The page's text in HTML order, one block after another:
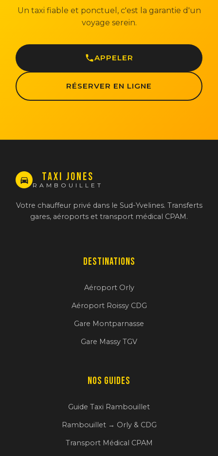
Un taxi fiable et ponctuel, c'est la garantie d'un
voyage serein.
APPELER
RÉSERVER EN LIGNE
TAXI JONES
RAMBOUILLET
Votre chauffeur privé dans le Sud-Yvelines. Transferts
gares, aéroports et transport médical CPAM.
Destinations
Aéroport Orly
Aéroport Roissy CDG
Gare Montparnasse
Gare Massy TGV
Nos Guides
Guide Taxi Rambouillet
Rambouillet → Orly & CDG
Transport Médical CPAM